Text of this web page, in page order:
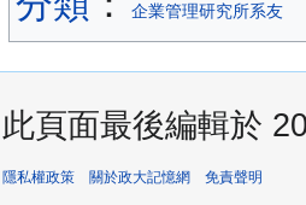
企業管理研究所系友
此頁面最後編輯於
隱私權政策 關於政大記憶網 免責聲明